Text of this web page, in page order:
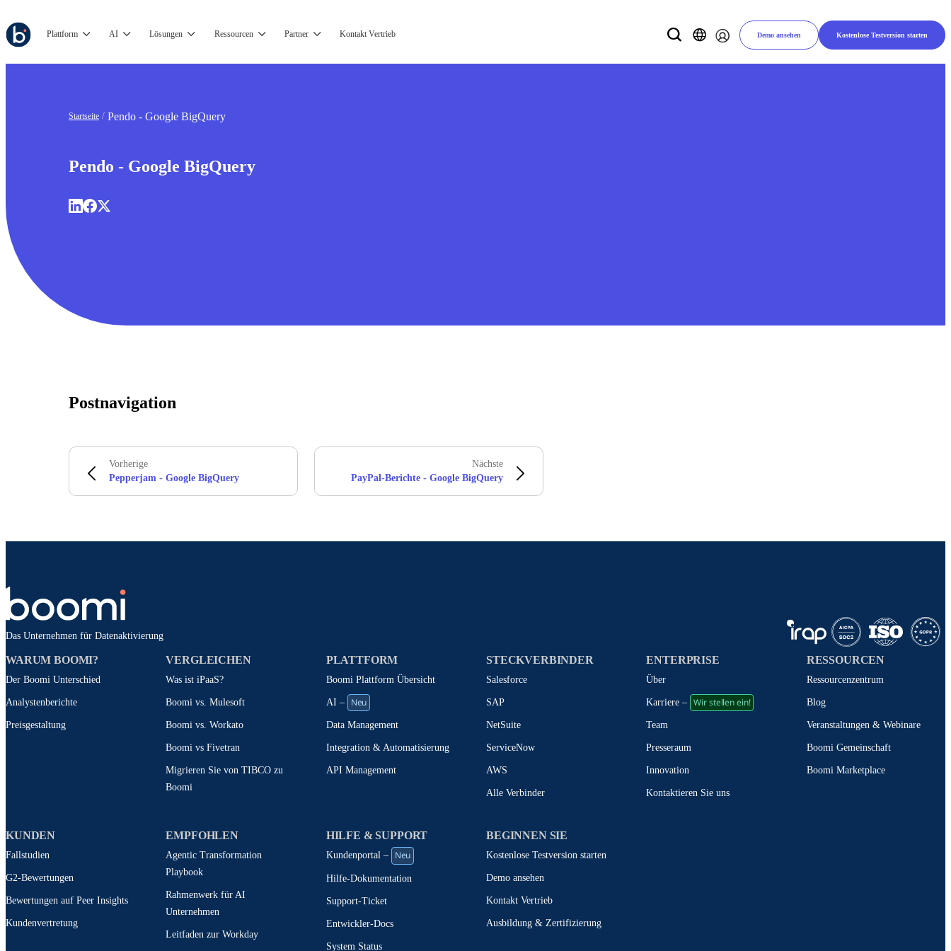
Plattform AI Lösungen Ressourcen Partner Kontakt Vertrieb Demo ansehen Kostenlose Testversion starten
Startseite Pendo - Google BigQuery
Pendo - Google BigQuery
Postnavigation
Vorherige
Pepperjam - Google BigQuery
Nächste
PayPal-Berichte - Google BigQuery
Das Unternehmen für Datenaktivierung
WARUM BOOMI?
Der Boomi Unterschied
Analystenberichte
Preisgestaltung
VERGLEICHEN
Was ist iPaaS?
Boomi vs. Mulesoft
Boomi vs. Workato
Boomi vs Fivetran
Migrieren Sie von TIBCO zu
Boomi
PLATTFORM
Boomi Plattform Übersicht
AI – Neu
Data Management
Integration & Automatisierung
API Management
STECKVERBINDER
Salesforce
SAP
NetSuite
ServiceNow
AWS
Alle Verbinder
ENTERPRISE
Über
Karriere – Wir stellen ein!
Team
Presseraum
Innovation
Kontaktieren Sie uns
RESSOURCEN
Ressourcenzentrum
Blog
Veranstaltungen & Webinare
Boomi Gemeinschaft
Boomi Marketplace
KUNDEN
Fallstudien
G2-Bewertungen
Bewertungen auf Peer Insights
Kundenvertretung
EMPFOHLEN
Agentic Transformation
Playbook
Rahmenwerk für AI
Unternehmen
Leitfaden zur Workday
HILFE & SUPPORT
Kundenportal – Neu
Hilfe-Dokumentation
Support-Ticket
Entwickler-Docs
System Status
BEGINNEN SIE
Kostenlose Testversion starten
Demo ansehen
Kontakt Vertrieb
Ausbildung & Zertifizierung